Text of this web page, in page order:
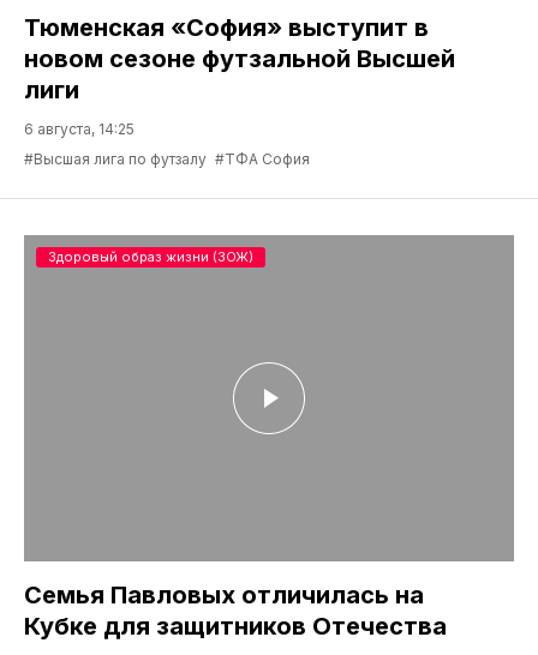
Тюменская «София» выступит в
новом сезоне футзальной Высшей
лиги
6 августа, 14:25
#Высшая лига по футзалу #ТФА София
Семья Павловых отличилась на
Кубке для защитников Отечества
Здоровый образ жизни (ЗОЖ)